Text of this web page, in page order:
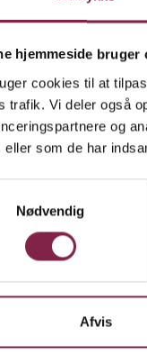
hjemmeside bruger
cookies til at
trafik. Vi deler også
og
eller som de har
Nødvendig
Afvis
har haft
siden
"Det er
Mie.